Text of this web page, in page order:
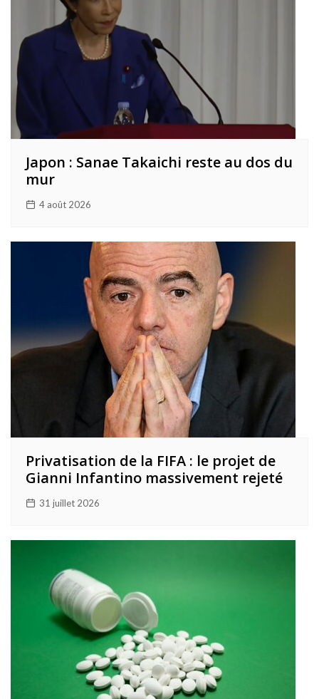
Japon : Sanae Takaichi reste au dos du
mur
4 août 2026
Privatisation de la FIFA : le projet de
Gianni Infantino massivement rejeté
31 juillet 2026